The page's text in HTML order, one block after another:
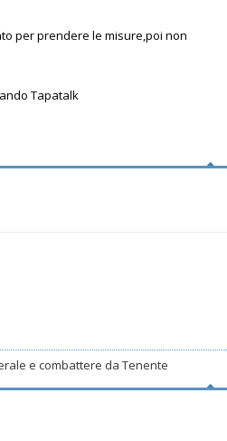
per prendere le misure,poi non
Tapatalk
e combattere da Tenente